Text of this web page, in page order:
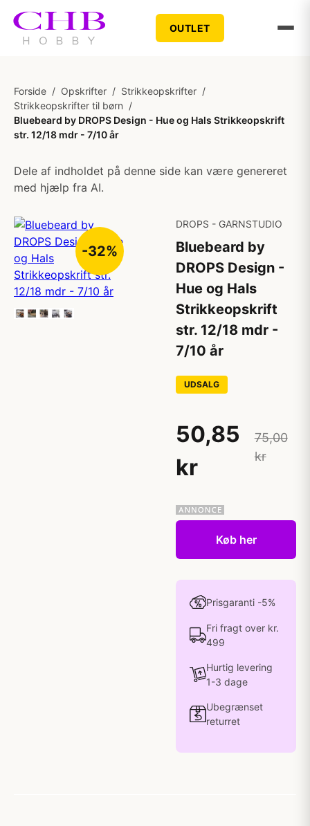
OUTLET
Forside / Opskrifter / Strikkeopskrifter /
Strikkeopskrifter til børn /
Bluebeard by DROPS Design - Hue og Hals Strikkeopskrift
str. 12/18 mdr - 7/10 år
Dele af indholdet på denne side kan være genereret
med hjælp fra AI.
-32%
DROPS - GARNSTUDIO
Bluebeard by
DROPS Design -
Hue og Hals
Strikkeopskrift
str. 12/18 mdr -
7/10 år
UDSALG
50,85
kr
75,00
kr
Køb her
Prisgaranti -5%
Fri fragt over kr.
499
Hurtig levering
1-3 dage
Ubegrænset
returret